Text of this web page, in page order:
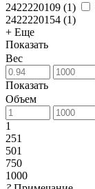
2422220109 (1)
2422220154 (1)
+ Еще
Показать
Вес
Показать
Объем
1
251
501
750
1000